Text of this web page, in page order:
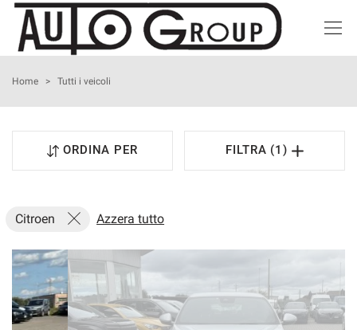
HOME
NOLEGGIO BREVE TERMINE
ASSISTENZA
I NOSTRI SERVIZI
Home > Tutti i veicoli
ORDINA PER FILTRA (1)
Citroen Azzera tutto